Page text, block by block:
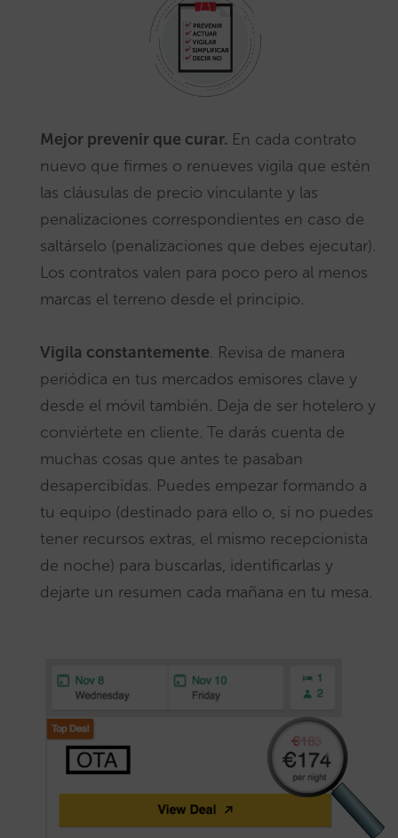
Mejor prevenir que curar. En cada contrato
nuevo que firmes o renueves vigila que estén
las cláusulas de precio vinculante y las
penalizaciones correspondientes en caso de
saltárselo (penalizaciones que debes ejecutar).
Los contratos valen para poco pero al menos
marcas el terreno desde el principio.
Vigila constantemente. Revisa de manera
periódica en tus mercados emisores clave y
desde el móvil también. Deja de ser hotelero y
conviértete en cliente. Te darás cuenta de
muchas cosas que antes te pasaban
desapercibidas. Puedes empezar formando a
tu equipo (destinado para ello o, si no puedes
tener recursos extras, el mismo recepcionista
de noche) para buscarlas, identificarlas y
dejarte un resumen cada mañana en tu mesa.